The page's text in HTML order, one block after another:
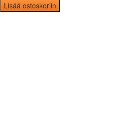
Lisää ostoskoriin